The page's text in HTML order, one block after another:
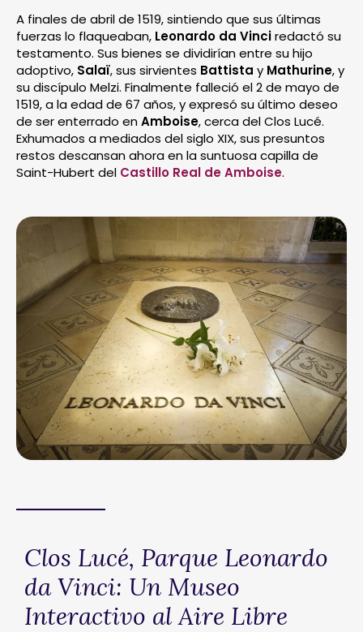
A finales de abril de 1519, sintiendo que sus últimas
fuerzas lo flaqueaban, Leonardo da Vinciredactó su
testamento. Sus bienes se dividirían entre su hijo
adoptivo, Salaï, sus sirvientes Battista y Mathurine, y
su discípulo Melzi. Finalmente falleció el 2 de mayo de
1519, a la edad de 67 años, y expresó su último deseo
de ser enterrado enAmboise, cerca del Clos Lucé.
Exhumados a mediados del siglo XIX, sus presuntos
restos descansan ahora en la suntuosa capilla de
Saint-Hubert del Castillo Real de Amboise.
Clos Lucé, Parque Leonardo
da Vinci: Un Museo
Interactivo al Aire Libre